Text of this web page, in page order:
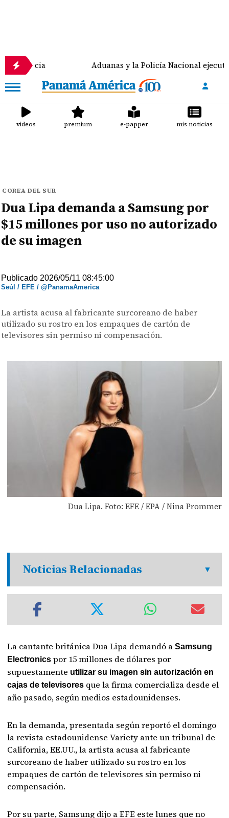
Aduanas y la Policía Nacional ejecutan la
videos premium e-papper mis noticias
COREA DEL SUR
Dua Lipa demanda a Samsung por
$15 millones por uso no autorizado
de su imagen
Publicado 2026/05/11 08:45:00
Seúl / EFE / @PanamaAmerica
La artista acusa al fabricante surcoreano de haber
utilizado su rostro en los empaques de cartón de
televisores sin permiso ni compensación.
Dua Lipa. Foto: EFE / EPA / Nina Prommer
Noticias Relacionadas
La cantante británica Dua Lipa demandó aSamsung
Electronics por 15 millones de dólares por
supuestamente utilizar su imagen sin autorización en
cajas de televisores que la firma comercializa desde el
año pasado, según medios estadounidenses.
En la demanda, presentada según reportó el domingo
la revista estadounidense Variety ante un tribunal de
California, EE.UU., la artista acusa al fabricante
surcoreano de haber utilizado su rostro en los
empaques de cartón de televisores sin permiso ni
compensación.
Por su parte, Samsung dijo a EFE este lunes que no